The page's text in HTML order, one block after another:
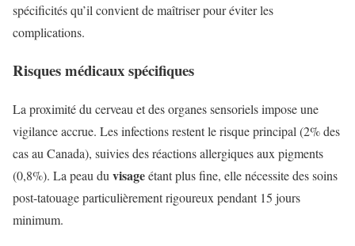
spécificités qu’il convient de maîtriser pour éviter les
complications.
Risques médicaux spécifiques
La proximité du cerveau et des organes sensoriels impose une
vigilance accrue. Les infections restent le risque principal (2% des
cas au Canada), suivies des réactions allergiques aux pigments
(0,8%). La peau du visageétant plus fine, elle nécessite des soins
post-tatouage particulièrement rigoureux pendant 15 jours
minimum.